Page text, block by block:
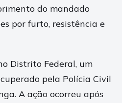
do mandado
por furto, resistência e
Distrito Federal, um
pela Polícia Civil
A ação ocorreu após